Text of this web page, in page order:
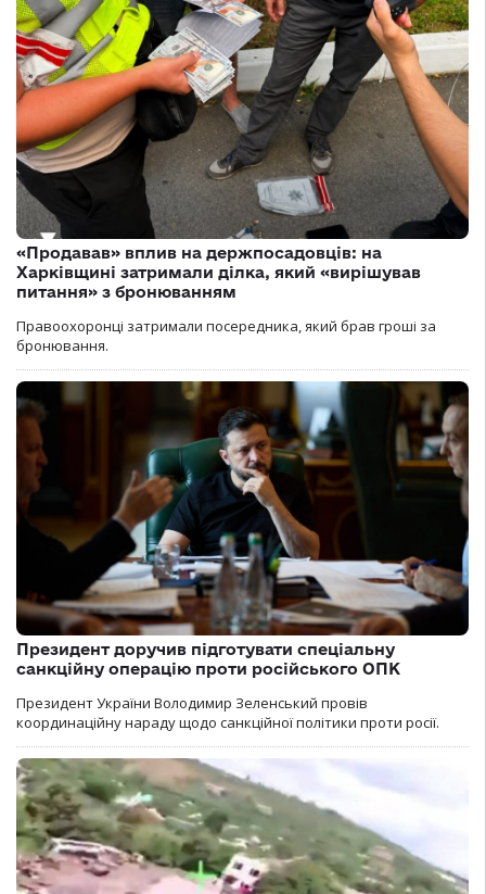
«Продавав» вплив на держпосадовців: на
Харківщині затримали ділка, який «вирішував
питання» з бронюванням
Правоохоронці затримали посередника, який брав гроші за
бронювання.
Президент доручив підготувати спеціальну
санкційну операцію проти російського ОПК
Президент України Володимир Зеленський провів
координаційну нараду щодо санкційної політики проти росії.